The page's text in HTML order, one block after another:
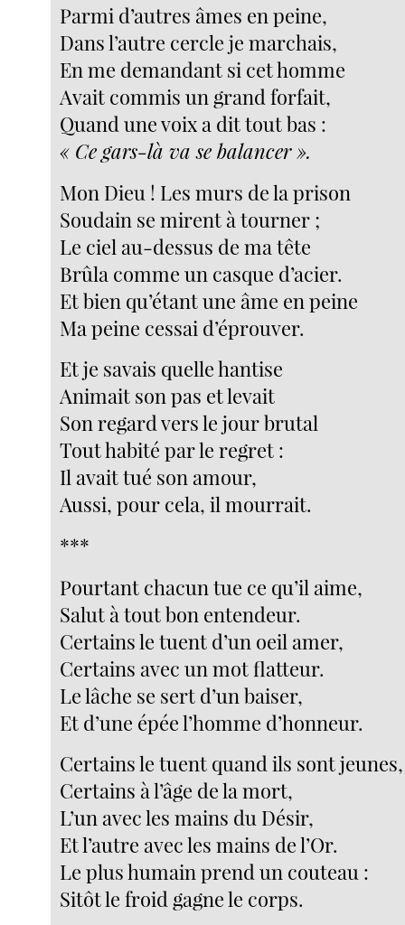
Parmi d’autres âmes en peine,
Dans l’autre cercle je marchais,
En me demandant si cet homme
Avait commis un grand forfait,
Quand une voix a dit tout bas :
« Ce gars-là va se balancer ».
Mon Dieu ! Les murs de la prison
Soudain se mirent à tourner ;
Le ciel au-dessus de ma tête
Brûla comme un casque d’acier.
Et bien qu’étant une âme en peine
Ma peine cessai d’éprouver.
Et je savais quelle hantise
Animait son pas et levait
Son regard vers le jour brutal
Tout habité par le regret :
Il avait tué son amour,
Aussi, pour cela, il mourrait.
***
Pourtant chacun tue ce qu’il aime,
Salut à tout bon entendeur.
Certains le tuent d’un oeil amer,
Certains avec un mot flatteur.
Le lâche se sert d’un baiser,
Et d’une épée l’homme d’honneur.
Certains le tuent quand ils sont jeunes,
Certains à l’âge de la mort,
L’un avec les mains du Désir,
Et l’autre avec les mains de l’Or.
Le plus humain prend un couteau :
Sitôt le froid gagne le corps.